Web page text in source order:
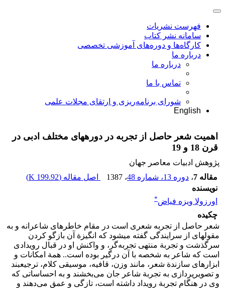
فهرست نشریات
سامانه نشر کتاب
کارگاه‌ها و دوره‌های آموزشی تخصصی
درباره ما
درباره ما
تماس با ما
شورای برنامه‌ریزی و ارتقای مجلات علمی
English
اهمیت شعر حاصل از تجربه در دورههای مختلف ادبی در
قرن 18 و 19
پژوهش ادبیات معاصر جهان
مقاله 7
، دوره 13، شماره 48 ، 1387 اصل مقاله (199.92 K
)
نویسنده
اورزولا ویزه فیاض*
چکیده
شعر حاصل از تجربه شعری است در مقام خاطرهای شاعرانه و به
مقولهای از سرایندگی گفته میشود که انگیزة آن بازگو کردن
سرگذشت و تجربة منتهی تجربه‌گر، و واکنش او در قبال رویدادی
است که شاعر به شخصه با آن درگیر بوده است.. همة امکانات و
ابزارهای سازندة شعر، مانند وزن، قافیه، موسیقی کلام، ترجیعبند
و تصویرپردازی به تجربة شاعر جان می‌بخشند و به احساساتی که
وی در هنگام تجربة رویداد داشته است، تازگی و عمق می‌دهند و